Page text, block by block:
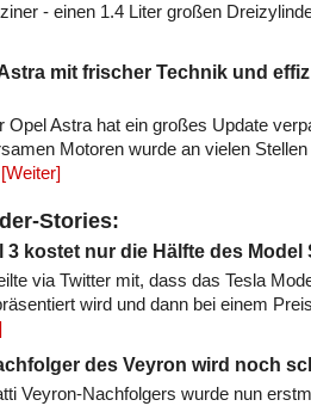
- einen 1.4 Liter großen
mit frischer Technik und
Opel Astra hat ein großes Update
Motoren wurde an vielen Stellen
[Weiter]
Stories:
3 kostet nur die Hälfte des Model
via Twitter mit, dass das Tesla
wird und dann bei einem
des Veyron wird noch
Veyron-Nachfolgers wurde nun